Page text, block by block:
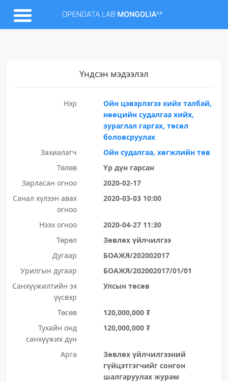
Үндсэн мэдээлэл
Нэр
Ойн цэвэрлэгээ хийх талбай,
нөөцийн судалгаа хийх,
зураглал гаргах, төсөл
боловсруулах
Захиалагч
Ойн судалгаа, хөгжлийн төв
Төлөв
Үр дүн гарсан
Зарласан огноо
2020-02-17
Санал хүлээн авах
огноо
2020-03-03 10:00
Нээх огноо
2020-04-27 11:30
Төрөл
Зөвлөх үйлчилгээ
Дугаар
БОАЖЯ/202002017
Урилгын дугаар
БОАЖЯ/202002017/01/01
Санхүүжилтийн эх
үүсвэр
Улсын төсөв
Төсөв
120,000,000 ₮
Тухайн онд
санхүүжих дүн
120,000,000 ₮
Арга
Зөвлөх үйлчилгээний
гүйцэтгэгчийг сонгон
шалгаруулах журам